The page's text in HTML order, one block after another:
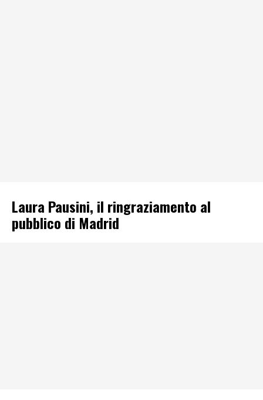
Laura Pausini, il ringraziamento al
pubblico di Madrid